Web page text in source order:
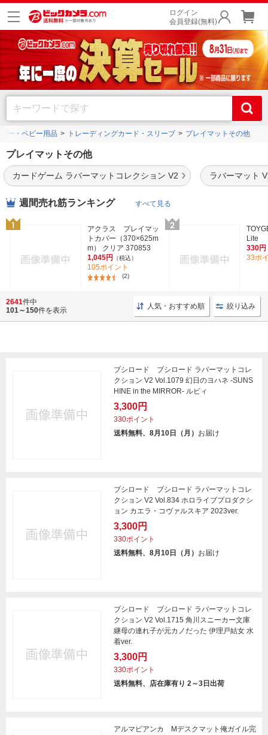
ログイン
会員登録(無料)
ー・ベビー用品 トレーディングカード・スリーブ プレイマットその他
プレイマットその他
カードゲーム ラバーマットコレクション V2 ラバーマット
週間売れ筋ランキング すべて見る
アクラス プレイマッ
トカバー（370×625m
m） クリア 370853
1,045円
（税込）
105ポイント
(2)
Lite
330円
33ポ
2641件中
101～150件を表示 人気・おすすめ順 絞り込み
ブシロード ブシロード ラバーマットコレ
クション V2 Vol.1079 幻日のヨハネ -SUNS
HINE in the MIRROR- ルビィ
3,300円
330ポイント
送料無料、8月10日（月） お届け
ブシロード ブシロード ラバーマットコレ
クション V2 Vol.834 ホロライブプロダクシ
ョン カエラ・コヴァルスキア 2023ver.
3,300円
330ポイント
送料無料、8月10日（月） お届け
ブシロード ブシロード ラバーマットコレ
クション V2 Vol.1715 角川スニーカー文庫
継母の連れ子が元カノだった 伊理戸結女 水
着ver.
3,300円
330ポイント
送料無料、店在庫有り 2～3日出荷
アルマビアンカ Mデスクマット俺ガイル完